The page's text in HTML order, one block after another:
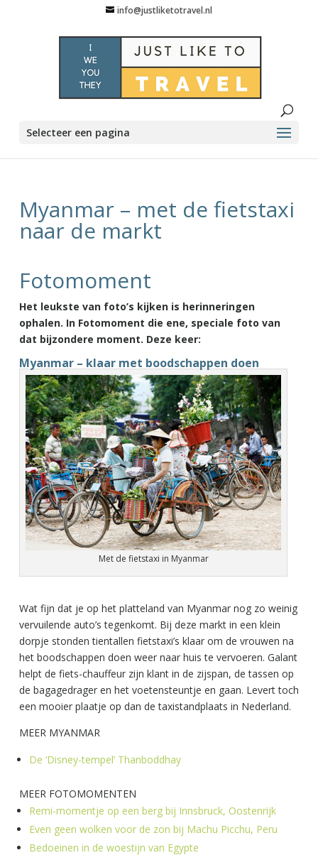
info@justliketotravel.nl
Selecteer een pagina
Myanmar – met de fietstaxi
naar de markt
Fotomoment
Het leukste van foto’s kijken is herinneringen
ophalen. In Fotomoment die ene, speciale foto van
dat bijzondere moment. Deze keer:
Myanmar – klaar met boodschappen doen
Met de fietstaxi in Myanmar
Wat fijn dat je op het platteland van Myanmar nog zo weinig
vervuilende auto’s tegenkomt. Bij deze markt in een klein
dorpje stonden tientallen fietstaxi’s klaar om de vrouwen na
het boodschappen doen weer naar huis te vervoeren. Galant
helpt de fiets-chauffeur zijn klant in de zijspan, de tassen op
de bagagedrager en het voetensteuntje en gaan. Levert toch
een mooier plaatje op dan de taxistandplaats in Nederland.
MEER MYANMAR
De ‘Disney-tempel’ Thanboddhay
MEER FOTOMOMENTEN
Remi-momentje op een berg bij Innsbruck, Oostenrijk
Even geen wolken voor de zon bij Machu Picchu, Peru
Bedoeinen in de woestijn van Egypte